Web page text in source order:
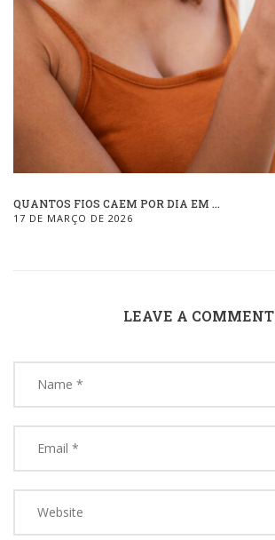
QUANTOS FIOS CAEM POR DIA EM ...
17 DE MARÇO DE 2026
LEAVE A COMMENT